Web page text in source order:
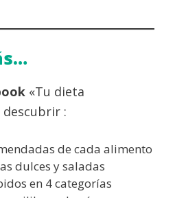
«Tu dieta
:
de cada alimento
dulces y saladas
en 4 categorías